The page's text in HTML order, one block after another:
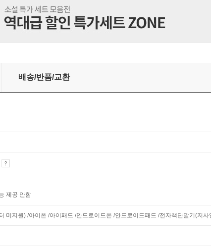
배송/반품/교환
제공 안함
미지원) /아이폰 /아이패드 /안드로이드폰 /안드로이드패드 /전자책단말기(저